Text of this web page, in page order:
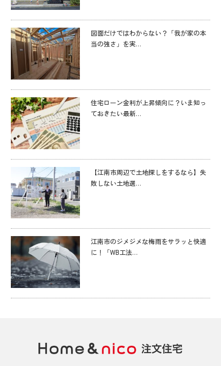
図面だけではわからない？「我が家の本
当の強さ」を実…
住宅ローン金利が上昇傾向に？いま知っ
ておきたい最新…
【江南市周辺で土地探しをするなら】失
敗しない土地選…
江南市のジメジメな梅雨をサラッと快適
に！「WB工法…